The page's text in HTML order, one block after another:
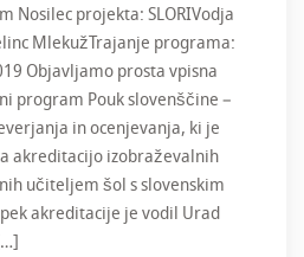
Nosilec projekta: SLORIVodja
MlekužTrajanje programa:
Objavljamo prosta vpisna
program Pouk slovenščine –
in ocenjevanja, ki je
akreditacijo izobraževalnih
učiteljem šol s slovenskim
akreditacije je vodil Urad